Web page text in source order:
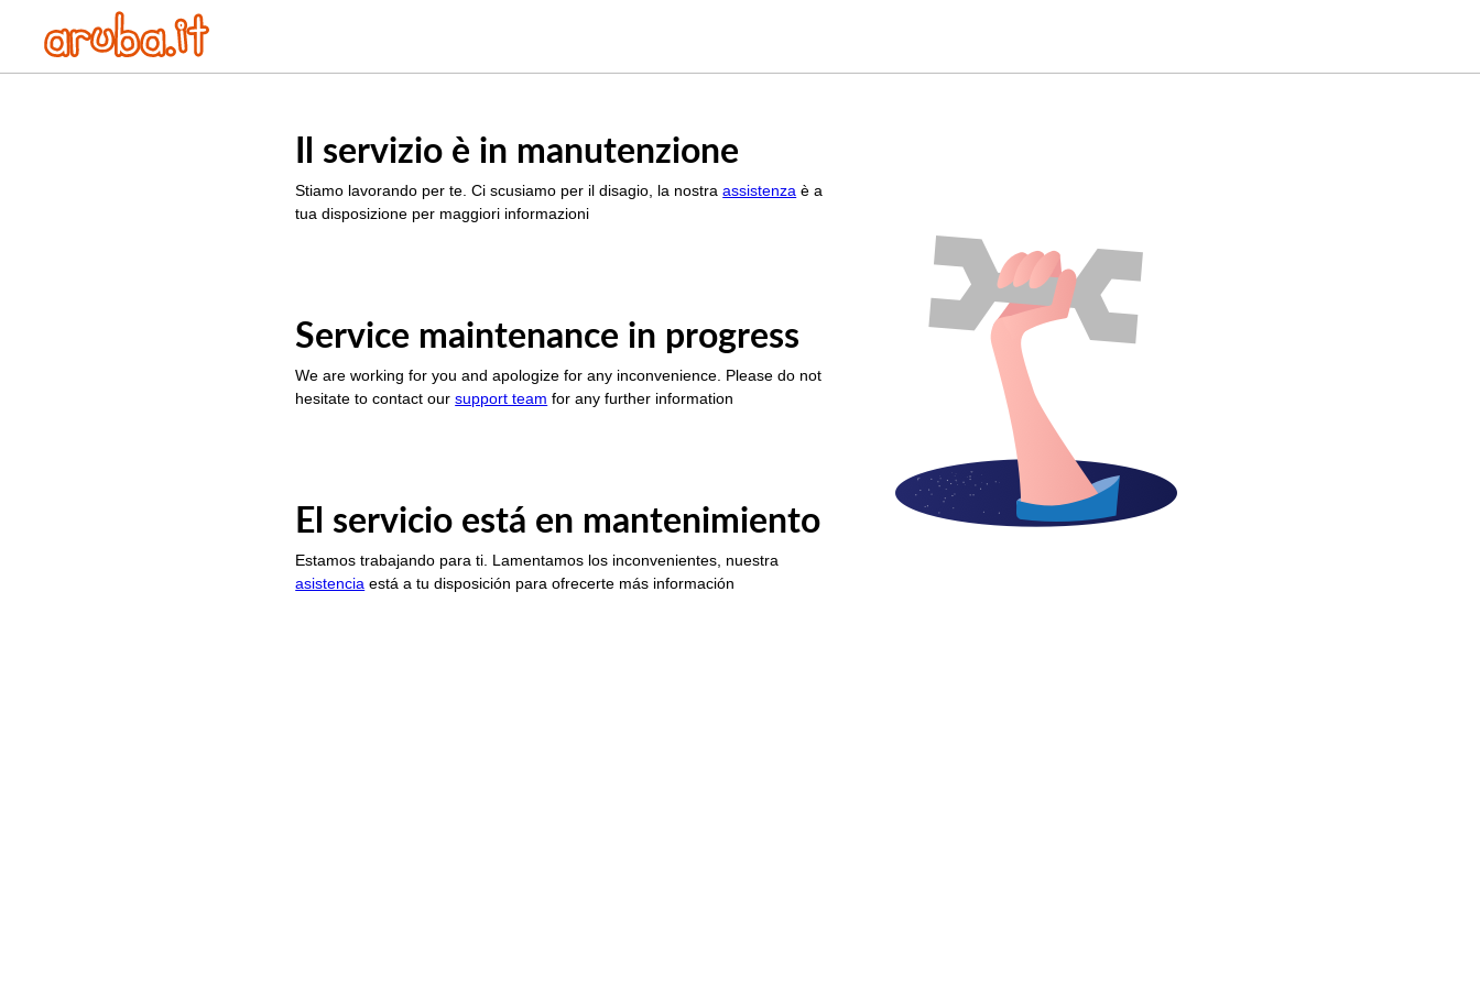
Il servizio è in manutenzione
Stiamo lavorando per te. Ci scusiamo per il disagio, la nostraassistenza è a
tua disposizione per maggiori informazioni
Service maintenance in progress
We are working for you and apologize for any inconvenience. Please do not
hesitate to contact oursupport team for any further information
El servicio está en mantenimiento
Estamos trabajando para ti. Lamentamos los inconvenientes, nuestra
asistencia está a tu disposición para ofrecerte más información